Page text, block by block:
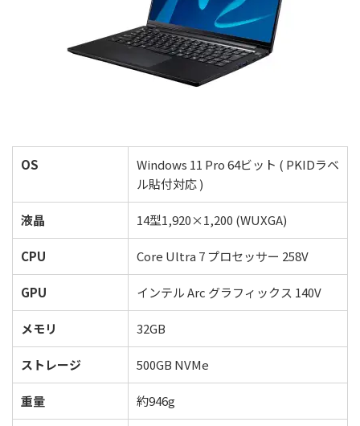
OS
Windows 11 Pro 64ビット ( PKIDラベ
ル貼付対応 )
液晶 14型1,920×1,200 (WUXGA)
CPU Core Ultra 7 プロセッサー 258V
GPU インテル Arc グラフィックス 140V
メモリ 32GB
ストレージ 500GB NVMe
重量 約946g